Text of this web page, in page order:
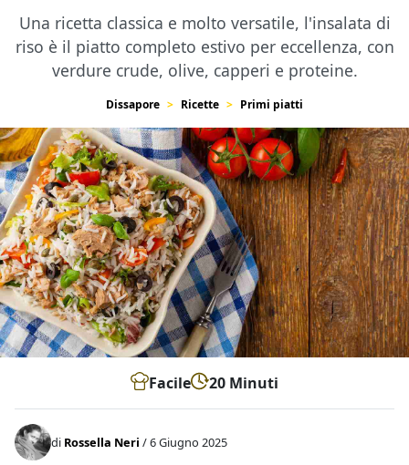
Una ricetta classica e molto versatile, l'insalata di
riso è il piatto completo estivo per eccellenza, con
verdure crude, olive, capperi e proteine.
Dissapore Ricette Primi piatti
Facile 20 Minuti
di Rossella Neri / 6 Giugno 2025